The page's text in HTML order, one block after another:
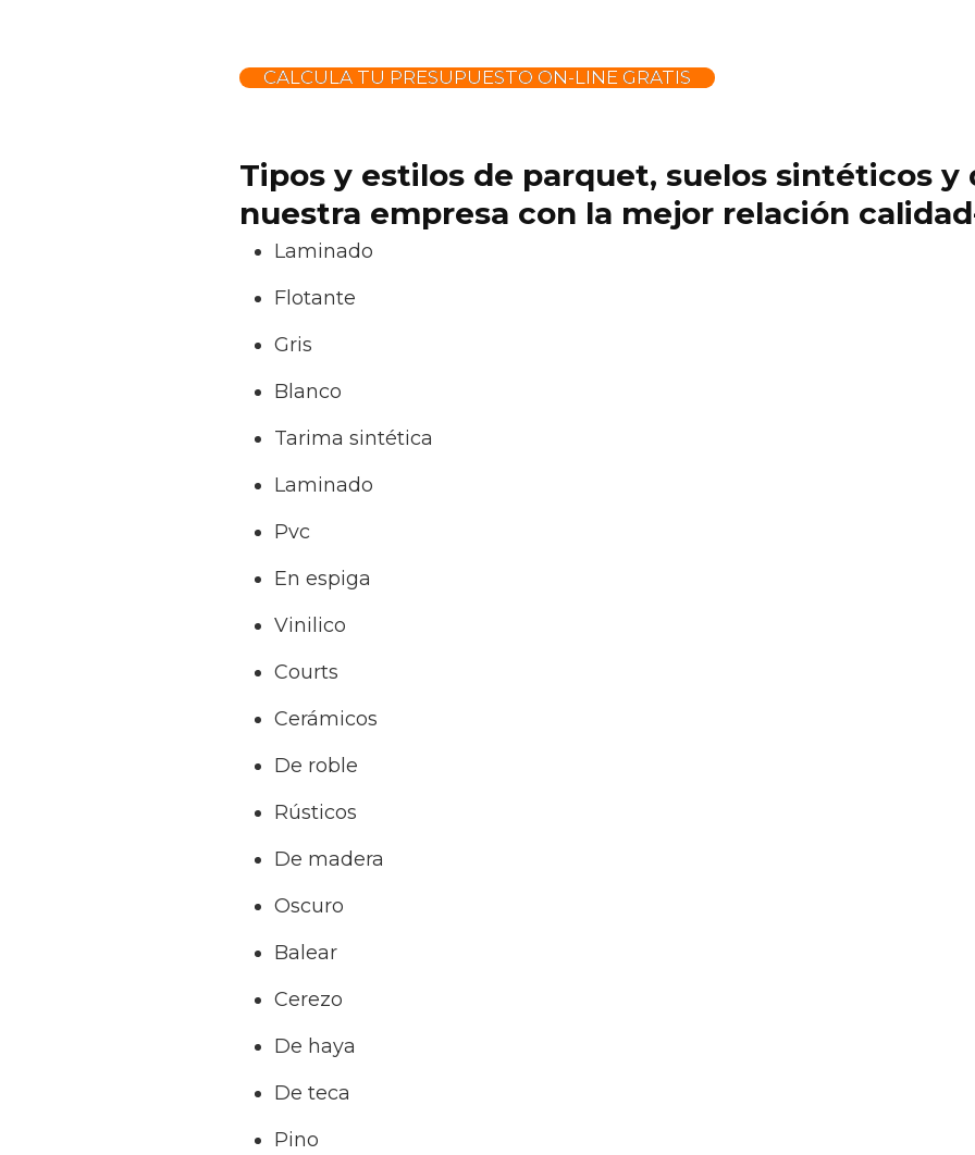
CALCULA TU PRESUPUESTO ON-LINE GRATIS
Tipos y estilos de parquet, suelos sintéticos y
nuestra empresa con la mejor relación
Laminado
Flotante
Gris
Blanco
Tarima sintética
Laminado
Pvc
En espiga
Vinilico
Courts
Cerámicos
De roble
Rústicos
De madera
Oscuro
Balear
Cerezo
De haya
De teca
Pino